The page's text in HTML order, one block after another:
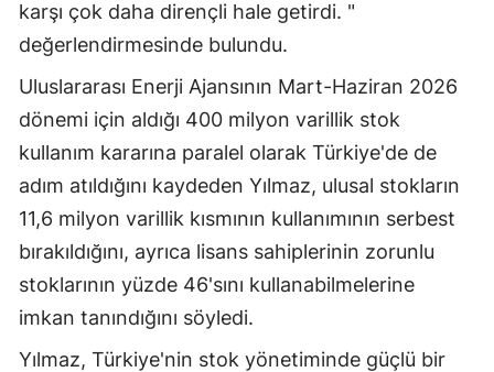
karşı çok daha dirençli hale getirdi. "
değerlendirmesinde bulundu.
Uluslararası Enerji Ajansının Mart-Haziran 2026
dönemi için aldığı 400 milyon varillik stok
kullanım kararına paralel olarak Türkiye'de de
adım atıldığını kaydeden Yılmaz, ulusal stokların
11,6 milyon varillik kısmının kullanımının serbest
bırakıldığını, ayrıca lisans sahiplerinin zorunlu
stoklarının yüzde 46'sını kullanabilmelerine
imkan tanındığını söyledi.
Yılmaz, Türkiye'nin stok yönetiminde güçlü bir